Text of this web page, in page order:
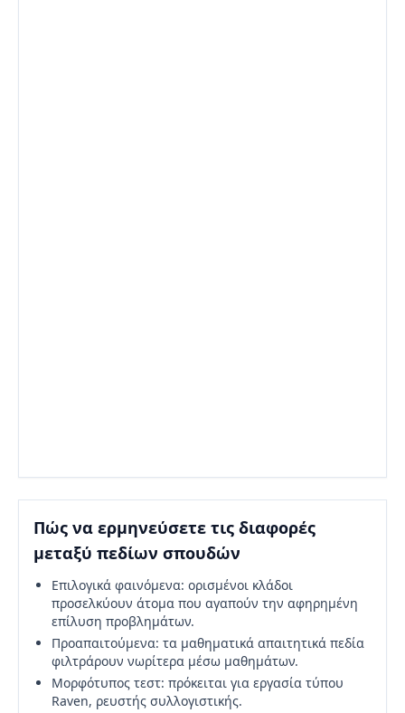
Πώς να ερμηνεύσετε τις διαφορές
μεταξύ πεδίων σπουδών
Επιλογικά φαινόμενα: ορισμένοι κλάδοι
προσελκύουν άτομα που αγαπούν την αφηρημένη
επίλυση προβλημάτων.
Προαπαιτούμενα: τα μαθηματικά απαιτητικά πεδία
φιλτράρουν νωρίτερα μέσω μαθημάτων.
Μορφότυπος τεστ: πρόκειται για εργασία τύπου
Raven, ρευστής συλλογιστικής.